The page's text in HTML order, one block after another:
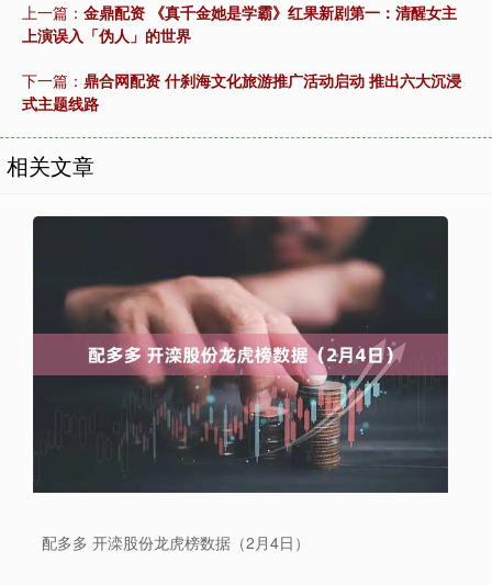
上一篇： 金鼎配资 《真千金她是学霸》红果新剧第一：清醒女主
上演误入「伪人」的世界
下一篇： 鼎合网配资 什刹海文化旅游推广活动启动 推出六大沉浸
式主题线路
相关文章
配多多 开滦股份龙虎榜数据（2月4日）